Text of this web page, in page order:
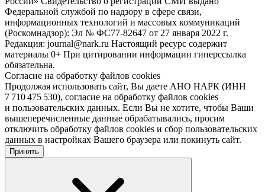
Федеральной службой по надзору в сфере связи,
информационных технологий и массовых коммуникаций
(Роскомнадзор): Эл № ФС77-82647 от 27 января 2022 г.
Редакция: journal@nark.ru Настоящий ресурс содержит
материалы 0+ При цитировании информации гиперссылка
обязательна.
Согласие на обработку файлов cookies
Продолжая использовать сайт, Вы даете АНО НАРК (ИНН
7 710 475 530), согласие на обработку файлов cookies
и пользовательских данных. Если Вы не хотите, чтобы Ваши
вышеперечисленные данные обрабатывались, просим
отключить обработку файлов cookies и сбор пользовательских
данных в настройках Вашего браузера или покинуть сайт.
Принять